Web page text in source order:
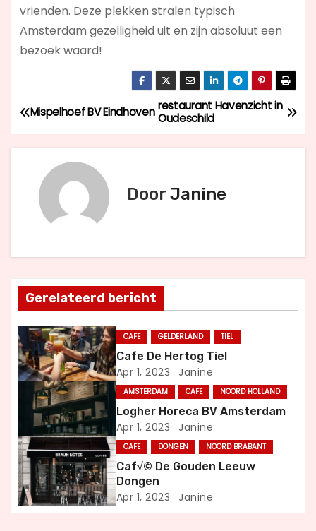
vrienden. Deze plekken stralen typisch
Amsterdam gezelligheid uit en zijn absoluut een
bezoek waard!
B
e
h
t
n
a
v
g
a
t
restaurant Havenzicht in
Oudeschild
Mispelhoef BV Eindhoven
Door Janine
Gerelateerd bericht
CAFE GELDERLAND TIEL
Cafe De Hertog Tiel
Apr 1, 2023 Janine
AMSTERDAM CAFE NOORD HOLLAND
Logher Horeca BV Amsterdam
Apr 1, 2023 Janine
CAFE DONGEN NOORD BRABANT
Caf√© De Gouden Leeuw
Dongen
Apr 1, 2023 Janine